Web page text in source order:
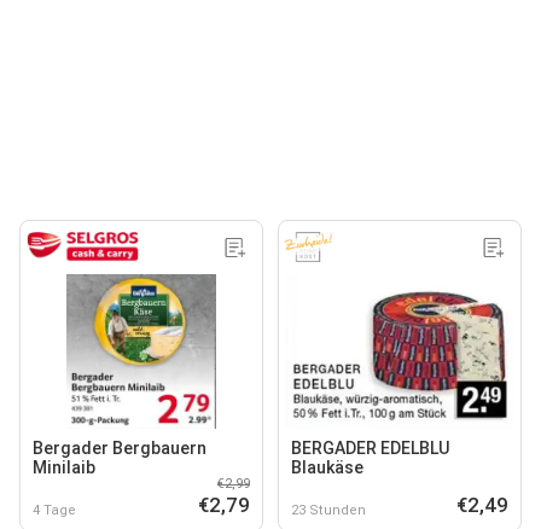
Bergader Bergbauern
Minilaib
4 Tage
€2,99
€2,79
BERGADER EDELBLU
Blaukäse
23 Stunden €2,49